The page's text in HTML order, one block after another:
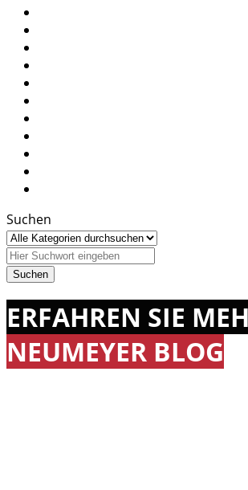
Suchen
ERFAHREN SIE
NEUMEYER BLOG